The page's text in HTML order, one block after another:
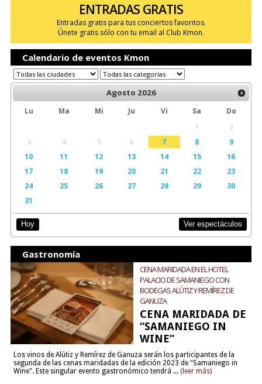
ENTRADAS GRATIS
Entradas gratis para tus conciertos favoritos.
Únete gratis sólo con tu email al Club Kmon.
Calendario de eventos Kmon
Agosto 2026
Lu Ma Mi Ju Vi Sa
Do
1
2
3
4 5 6 7 8
9
10
11 12 13 14 15
16
17
18 19 20 21 22
23
24
25 26 27 28 29
30
31
Hoy Ver espectáculos
Gastronomía
CENA MARIDADA EN EL HOTEL
PALACIO DE SAMANIEGO CON
BODEGAS ALÚTIZ Y REMÍREZ DE
GANUZA
CENA MARIDADA DE
“SAMANIEGO IN
WINE”
Los vinos de Alútiz y Remírez de Ganuza serán los participantes de la
segunda de las cenas maridadas de la edición 2023 de "Samaniego in
Wine". Este singular evento gastronómico tendrá ... (leer más)